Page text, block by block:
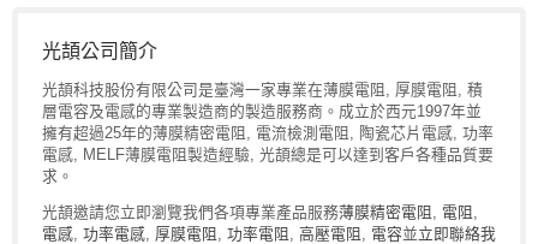
光頡公司簡介
光頡科技股份有限公司是臺灣一家專業在薄膜電阻, 厚膜電阻, 積
層電容及電感的專業製造商的製造服務商。成立於西元1997年並
擁有超過25年的薄膜精密電阻, 電流檢測電阻, 陶瓷芯片電感, 功率
電感, MELF薄膜電阻製造經驗, 光頡總是可以達到客戶各種品質要
求。
光頡邀請您立即瀏覽我們各項專業產品服務薄膜精密電阻 電阻
電感 功率電感 厚膜電阻 功率電阻 高壓電阻 電容並立即聯絡我